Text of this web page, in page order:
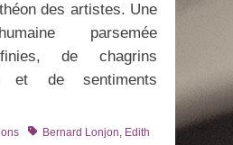
des artistes. Une
parsemée
de chagrins
et de sentiments
TagsBernard Lonjon, Edith